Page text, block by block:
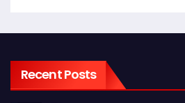
Recent Posts